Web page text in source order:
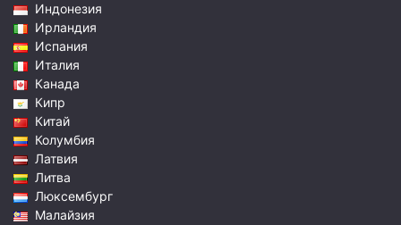
Индонезия
Ирландия
Испания
Италия
Канада
Кипр
Китай
Колумбия
Латвия
Литва
Люксембург
Малайзия